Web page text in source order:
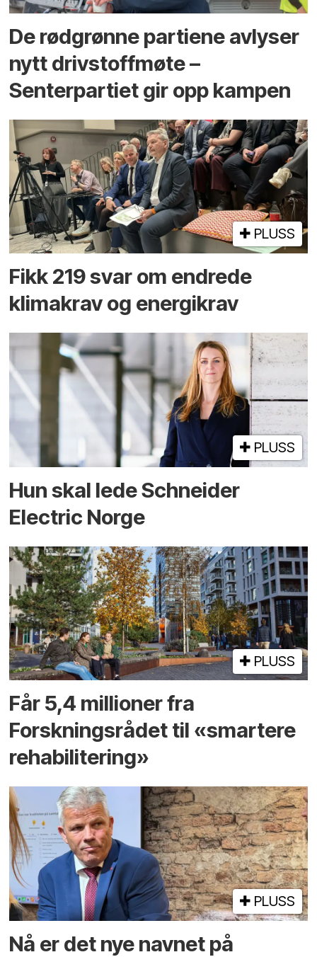
De rødgrønne partiene avlyser
nytt drivstoffmøte –
Senterpartiet gir opp kampen
PLUSS
Fikk 219 svar om endrede
klimakrav og energikrav
PLUSS
Hun skal lede Schneider
Electric Norge
PLUSS
Får 5,4 millioner fra
Forskningsrådet til «smartere
rehabilitering»
PLUSS
Nå er det nye navnet på